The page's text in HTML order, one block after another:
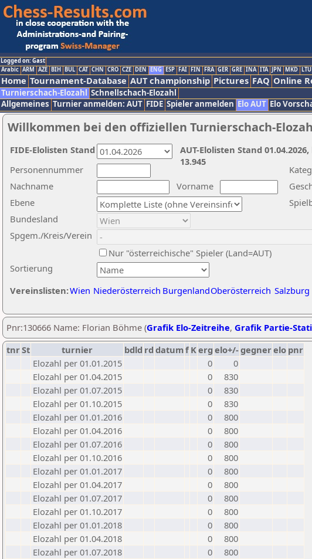
Logged on: Gast
Arabic ARM AZE BIH BUL CAT CHN CRO CZE DEN ENG ESP FAI FIN FRA GER GRE INA ITA JPN MKD LTU
Home Tournament-Database AUT championship Pictures FAQ Online
Turnierschach-Elozahl Schnellschach-Elozahl
Allgemeines Turnier anmelden: AUT FIDE Spieler anmelden Elo AUT Elo
Willkommen bei den offiziellen Turnierschach-
Nachname
Vorname
Ebene
Sortierung
Personennummer
Bundesland
Spgem./Kreis/Verein
Nur "österreichische" Spieler (Land=AUT)
Vereinslisten:Wien Niederösterreich BurgenlandOberösterreich Salzburg
AUT-Elolisten Stand
13.945
FIDE-Elolisten Stand
Pnr:130666 Name: Florian Böhme (Grafik Elo-Zeitreihe, Grafik Partie-
tnrSt turnier bdld rd datumf Kerg elo+/-gegnerelo pnr
Elozahl per 01.01.2015
0
0
Elozahl per 01.04.2015
0
830
Elozahl per 01.07.2015
0
830
Elozahl per 01.10.2015
0
830
Elozahl per 01.01.2016
0
800
Elozahl per 01.04.2016
0
800
Elozahl per 01.07.2016
0
800
Elozahl per 01.10.2016
0
800
Elozahl per 01.01.2017
0
800
Elozahl per 01.04.2017
0
800
Elozahl per 01.07.2017
0
800
Elozahl per 01.10.2017
0
800
Elozahl per 01.01.2018
0
800
Elozahl per 01.04.2018
0
800
Elozahl per 01.07.2018
0
800